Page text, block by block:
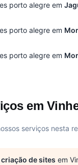
porto alegre em
porto alegre em
porto alegre em
em
serviços nesta
de sites em